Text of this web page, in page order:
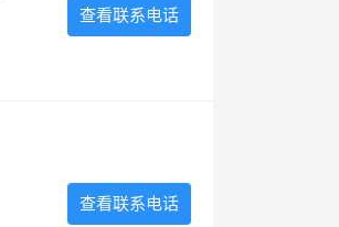
查看联系电话
查看联系电话